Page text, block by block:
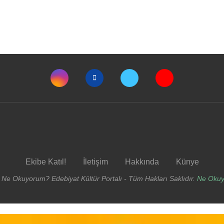
Ekibe Katıl! İletişim Hakkında Künye
Okuyorum? Edebiyat Kültür Portalı - Tüm Hakları Saklıdır. Ne